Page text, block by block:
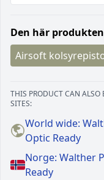
Den här
Airsoft
THIS PRODUCT CAN
SITES:
World wide:
Optic Ready
Norge: Walther
Ready